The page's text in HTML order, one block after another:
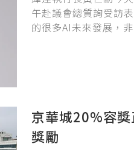
午赴議會總質詢受訪
的很多AI未來發展，
京華城20%容
獎勵